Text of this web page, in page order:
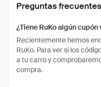
Preguntas frecuentes
¿Tiene RuKo algún
Recientemente hemos
RuKo. Para ver si los
a tu carro y
compra.